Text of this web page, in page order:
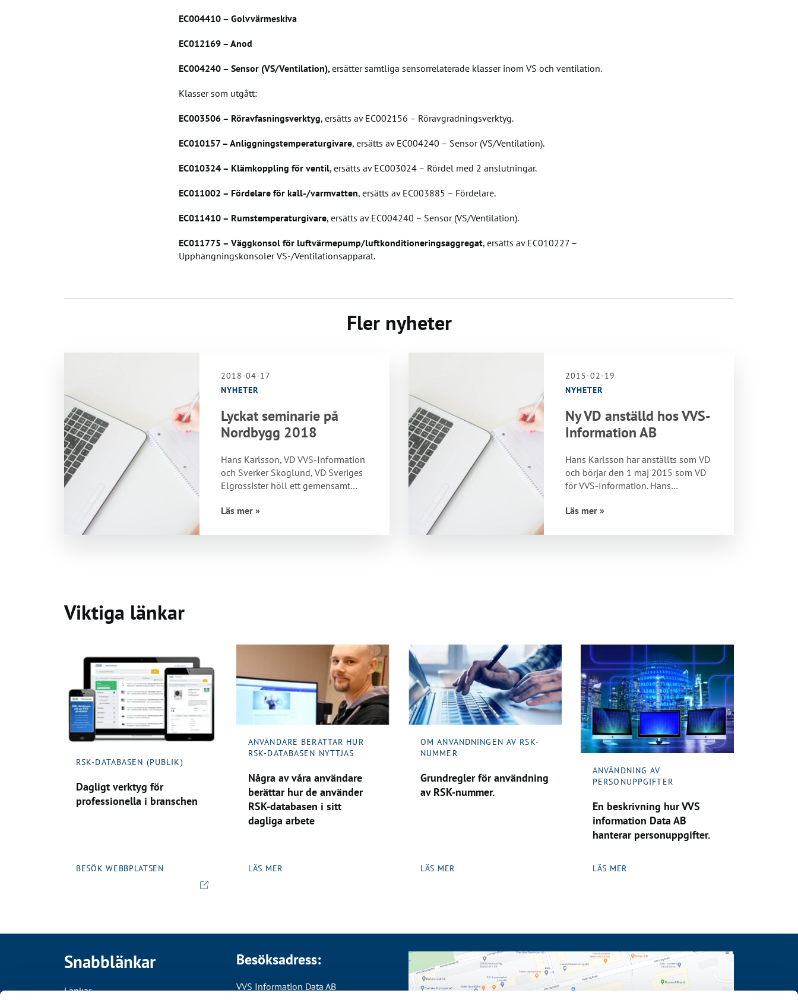
EC004410 – Golvvärmeskiva
EC012169 – Anod
EC004240 – Sensor (VS/Ventilation),ersätter samtliga sensorrelaterade klasser inom VS och ventilation.
Klasser som utgått:
EC003506 – Röravfasningsverktyg, ersätts av EC002156 – Röravgradningsverktyg.
EC010157 – Anliggningstemperaturgivare, ersätts av EC004240 – Sensor (VS/Ventilation).
EC010324 – Klämkoppling för ventil, ersätts av EC003024 – Rördel med 2 anslutningar.
EC011002 – Fördelare för kall-/varmvatten, ersätts av EC003885 – Fördelare.
EC011410 – Rumstemperaturgivare, ersätts av EC004240 – Sensor (VS/Ventilation).
EC011775 – Väggkonsol för luftvärmepump/luftkonditioneringsaggregat, ersätts av EC010227 –
Upphängningskonsoler VS-/Ventilationsapparat.
Fler nyheter
2018-04-17
NYHETER
Lyckat seminarie på
Nordbygg 2018
Hans Karlsson, VD VVS-Information
och Sverker Skoglund, VD Sveriges
Elgrossister höll ett gemensamt
Nordbyggscenen…
Läs mer »
2015-02-19
NYHETER
Ny VD anställd hos VVS-
Information AB
Hans Karlsson har anställts som VD
och börjar den 1 maj 2015 som VD
för VVS-Information. Hans
Läs mer »
Viktiga länkar
RSK-DATABASEN (PUBLIK)
Dagligt verktyg för
professionella i branschen
BESÖK WEBBPLATSEN
ANVÄNDARE BERÄTTAR HUR
RSK-DATABASEN NYTTJAS
Några av våra användare
berättar hur de använder
RSK-databasen i sitt
dagliga arbete
LÄS MER
OM ANVÄNDNINGEN AV RSK-
NUMMER
Grundregler för användning
av RSK-nummer.
LÄS MER
ANVÄNDNING AV
PERSONUPPGIFTER
En beskrivning hur VVS
information Data AB
hanterar personuppgifter.
LÄS MER
Snabblänkar
Länkar
Besöksadress:
VVS Information Data AB